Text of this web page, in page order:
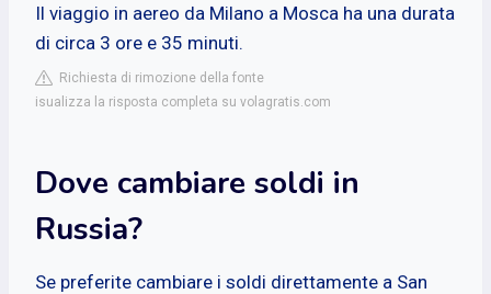
Il viaggio in aereo da Milano a Mosca ha una durata
di circa 3 ore e 35 minuti.
Richiesta di rimozione della fonte
isualizza la risposta completa su volagratis.com
Dove cambiare soldi in
Russia?
Se preferite cambiare i soldi direttamente a San